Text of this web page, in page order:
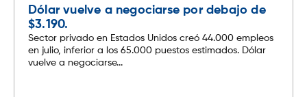
Dólar vuelve a negociarse por debajo de
$3.190.
Sector privado en Estados Unidos creó 44.000 empleos
en julio, inferior a los 65.000 puestos estimados. Dólar
vuelve a negociarse...